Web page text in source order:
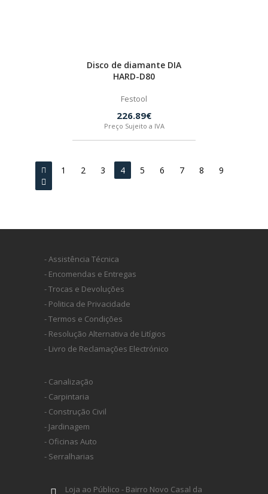
Disco de diamante DIA
HARD-D80
Festool
226.89€
Preço Sujeito a IVA
1 2 3 4 5 6 7 8 9
- Assistência Técnica
- Encomendas e Entregas
- Trocas e Devoluções
- Politica de Privacidade
- Termos e Condições
- Resolução Alternativa de Litígios
- Livro de Reclamações Electrónico
- Canalização
- Carpintaria
- Construção Civil
- Jardinagem
- Oficinas Auto
- Serralharias
Loja ao Público - Bairro Novo Casal da